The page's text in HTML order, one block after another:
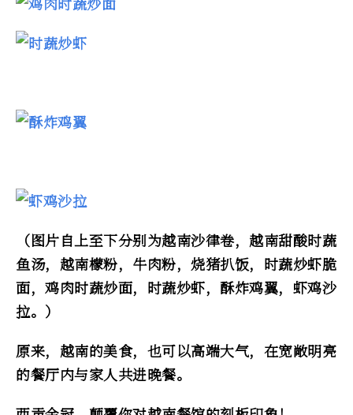
（图片自上至下分别为越南沙律卷，越南甜酸时蔬
鱼汤，越南檬粉，牛肉粉，烧猪扒饭，时蔬炒虾脆
面，鸡肉时蔬炒面，时蔬炒虾，酥炸鸡翼，虾鸡沙
拉。）
原来，越南的美食，也可以高端大气，在宽敞明亮
的餐厅内与家人共进晚餐。